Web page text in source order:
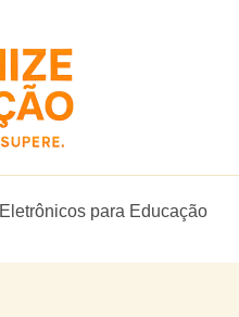
Eletrônicos para Educação